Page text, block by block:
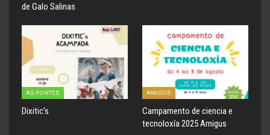
de Galo Salinas
AS PONTES
Dixitic’s
AMIGUS
Campamento de ciencia e
tecnoloxía 2025 Amigus